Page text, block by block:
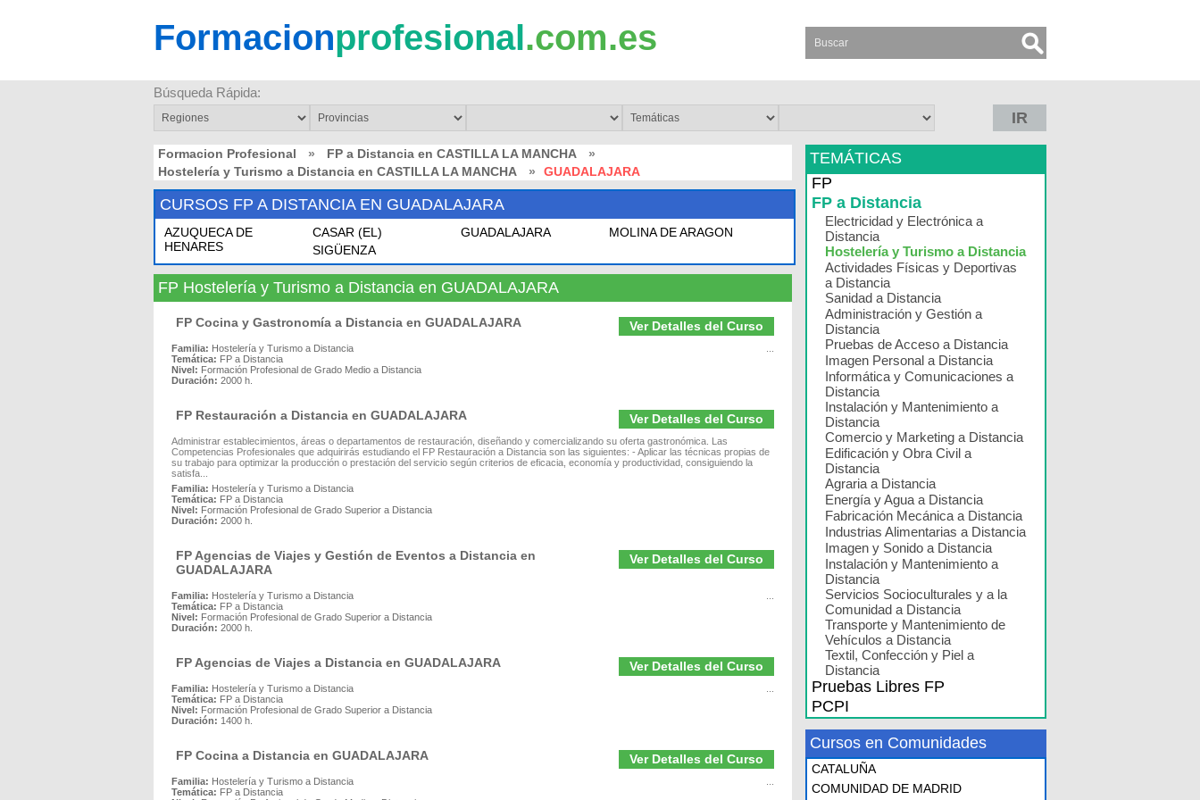
Formacionprofesional.com.es
Búsqueda Rápida:
IR
Formacion Profesional » FP a Distancia en CASTILLA LA MANCHA
»
Hostelería y Turismo a Distancia en CASTILLA LA MANCHA
» GUADALAJARA
CURSOS FP A DISTANCIA EN GUADALAJARA
AZUQUECA DE
HENARES
CASAR (EL) GUADALAJARA
MOLINA DE ARAGON
SIGÜENZA
FP Hostelería y Turismo a Distancia en GUADALAJARA
Ver Detalles del Curso
FP Cocina y Gastronomía a Distancia en GUADALAJARA
Familia: Hostelería y Turismo a Distancia
Temática: FP a Distancia
Nivel: Formación Profesional de Grado Medio a Distancia
Duración: 2000 h.
Ver Detalles del Curso
FP Restauración a Distancia en GUADALAJARA
Administrar establecimientos, áreas o departamentos de restauración, diseñando y comercializando su oferta gastronómica. Las
Competencias Profesionales que adquirirás estudiando el FP Restauración a Distancia son las siguientes: - Aplicar las técnicas propias de
su trabajo para optimizar la producción o prestación del servicio según criterios de eficacia, economía y productividad, consiguiendo la
satisfa...
Familia: Hostelería y Turismo a Distancia
Temática: FP a Distancia
Nivel: Formación Profesional de Grado Superior a Distancia
Duración: 2000 h.
Ver Detalles del Curso
FP Agencias de Viajes y Gestión de Eventos a Distancia en
GUADALAJARA
Familia: Hostelería y Turismo a Distancia
Temática: FP a Distancia
Nivel: Formación Profesional de Grado Superior a Distancia
Duración: 2000 h.
Ver Detalles del Curso
FP Agencias de Viajes a Distancia en GUADALAJARA
Familia: Hostelería y Turismo a Distancia
Temática: FP a Distancia
Nivel: Formación Profesional de Grado Superior a Distancia
Duración: 1400 h.
Ver Detalles del Curso
FP Cocina a Distancia en GUADALAJARA
Familia: Hostelería y Turismo a Distancia
Temática: FP a Distancia
TEMÁTICAS
FP
FP a Distancia
Electricidad y Electrónica a
Distancia
Hostelería y Turismo a Distancia
Actividades Físicas y Deportivas
a Distancia
Sanidad a Distancia
Administración y Gestión a
Distancia
Pruebas de Acceso a Distancia
Imagen Personal a Distancia
Informática y Comunicaciones a
Distancia
Instalación y Mantenimiento a
Distancia
Comercio y Marketing a Distancia
Edificación y Obra Civil a
Distancia
Agraria a Distancia
Energía y Agua a Distancia
Fabricación Mecánica a Distancia
Industrias Alimentarias a Distancia
Imagen y Sonido a Distancia
Instalación y Mantenimiento a
Distancia
Servicios Socioculturales y a la
Comunidad a Distancia
Transporte y Mantenimiento de
Vehículos a Distancia
Textil, Confección y Piel a
Distancia
Pruebas Libres FP
PCPI
Cursos en Comunidades
CATALUÑA
COMUNIDAD DE MADRID